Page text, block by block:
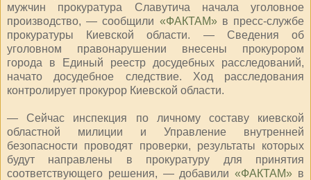
мужчин прокуратура Славутича начала уголовное
производство, — сообщили «ФАКТАМ»в пресс-службе
прокуратуры Киевской области. — Сведения об
уголовном правонарушении внесены прокурором
города в Единый реестр досудебных расследований,
начато досудебное следствие. Ход расследования
контролирует прокурор Киевской области.
— Сейчас инспекция по личному составу киевской
областной милиции и Управление внутренней
безопасности проводят проверки, результаты которых
будут направлены в прокуратуру для принятия
соответствующего решения, — добавили«ФАКТАМ» в